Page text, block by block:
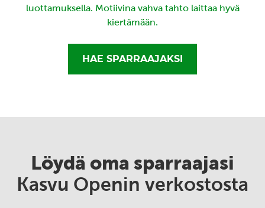
luottamuksella. Motiivina vahva tahto laittaa hyvä
kiertämään.
HAE SPARRAAJAKSI
Löydä oma sparraajasi
Kasvu Openin verkostosta